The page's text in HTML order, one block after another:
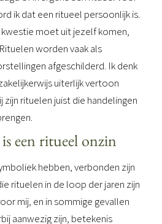
ik dat een ritueel persoonlijk is.
moet uit jezelf komen,
worden vaak als
afgeschilderd. Ik denk
uiterlijk vertoon
zijn rituelen juist die handelingen
een ritueel onzin
hebben, verbonden zijn
rituelen in de loop der jaren zijn
mij, en in sommige gevallen
aanwezig zijn, betekenis